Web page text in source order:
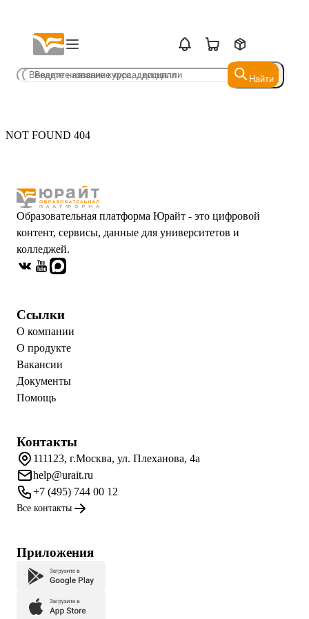
Найти
Найти
NOT FOUND 404
Образовательная платформа Юрайт - это цифровой
контент, сервисы, данные для университетов и
колледжей.
Ссылки
О компании
О продукте
Вакансии
Документы
Помощь
Контакты
111123, г.Москва, ул. Плеханова, 4а
help@urait.ru
+7 (495) 744 00 12
Все контакты
Приложения